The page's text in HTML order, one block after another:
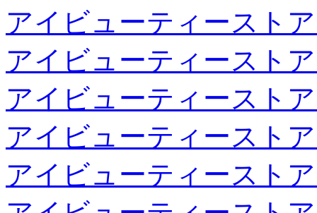
アイビューティースト
アイビューティースト
アイビューティースト
アイビューティースト
アイビューティースト